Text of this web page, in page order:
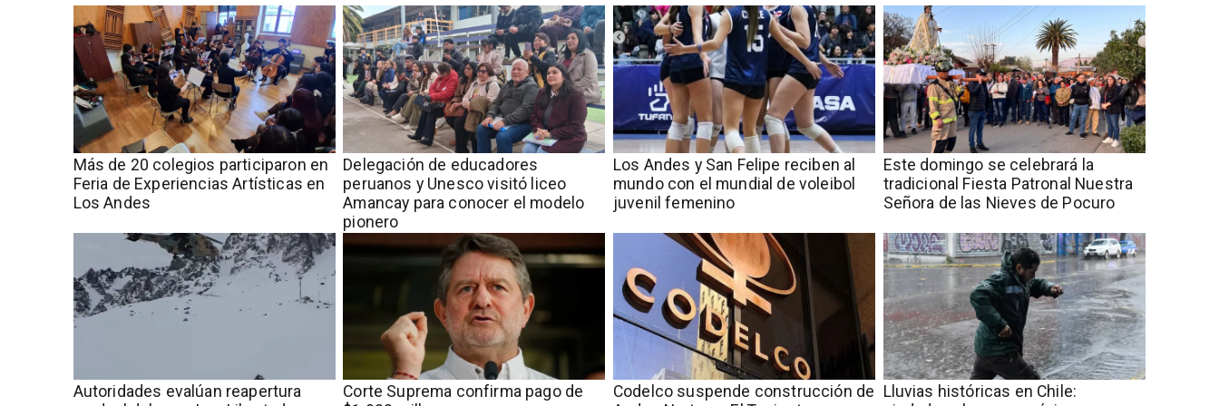
Más de 20 colegios participaron en
Feria de Experiencias Artísticas en
Los Andes
Delegación de educadores
peruanos y Unesco visitó liceo
Amancay para conocer el modelo
pionero
​​Los Andes y San Felipe reciben al
mundo con el mundial de voleibol
juvenil femenino
Este domingo se celebrará la
tradicional Fiesta Patronal Nuestra
Señora de las Nieves de Pocuro
​​Autoridades evalúan reapertura
Corte Suprema confirma pago de
Codelco suspende construcción de Lluvias históricas en Chile: